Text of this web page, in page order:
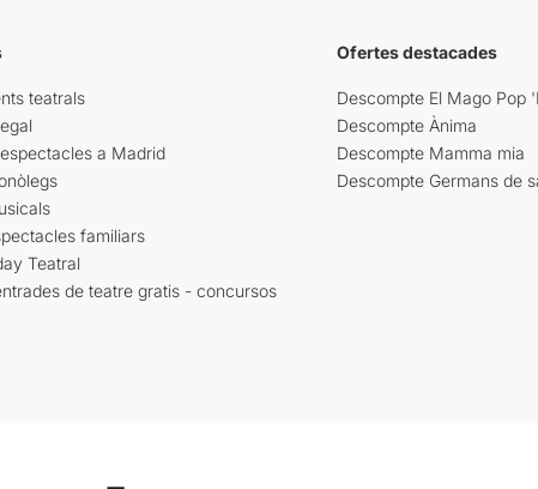
teatrals
a Madrid
familiars
Teatral
de teatre gratis - concursos
Ofertes destacades
Descompte El Mago Pop
Descompte Ànima
Descompte Mamma mia
Descompte Germans de